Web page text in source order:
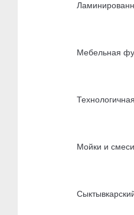
Мебельная
Мойки и